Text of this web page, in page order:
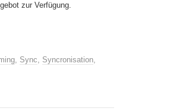
zur Verfügung.
, Sync, Syncronisation,